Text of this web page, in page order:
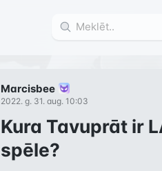
Marcisbee
2022. g. 31. aug. 10:03
Kura Tavuprāt ir
spēle?